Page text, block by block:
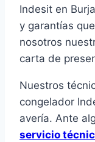
Indesit en
y garantías
nosotros
carta de
Nuestros
congelador
avería. Ante
servicio